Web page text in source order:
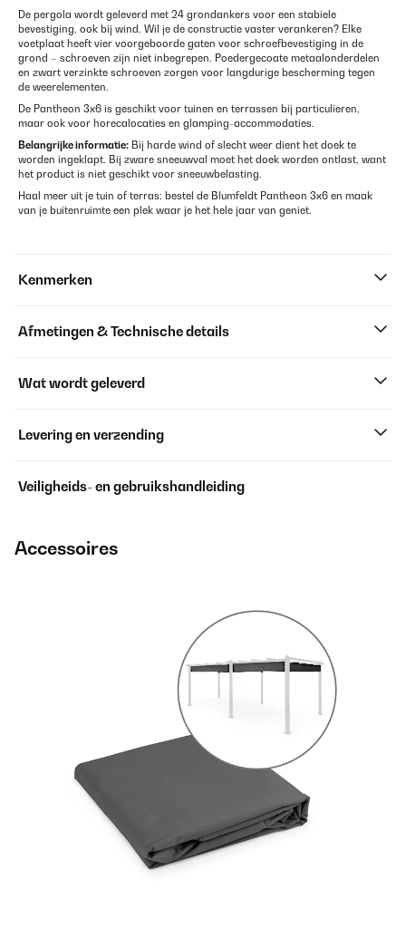
De pergola wordt geleverd met 24 grondankers voor een stabiele
bevestiging, ook bij wind. Wil je de constructie vaster verankeren? Elke
voetplaat heeft vier voorgeboorde gaten voor schroefbevestiging in de
grond – schroeven zijn niet inbegrepen. Poedergecoate metaalonderdelen
en zwart verzinkte schroeven zorgen voor langdurige bescherming tegen
de weerelementen.
De Pantheon 3x6 is geschikt voor tuinen en terrassen bij particulieren,
maar ook voor horecalocaties en glamping-accommodaties.
Belangrijke informatie: Bij harde wind of slecht weer dient het doek te
worden ingeklapt. Bij zware sneeuwval moet het doek worden ontlast, want
het product is niet geschikt voor sneeuwbelasting.
Haal meer uit je tuin of terras: bestel de Blumfeldt Pantheon 3x6 en maak
van je buitenruimte een plek waar je het hele jaar van geniet.
Kenmerken
Afmetingen & Technische details
Wat wordt geleverd
Levering en verzending
Veiligheids- en gebruikshandleiding
Accessoires